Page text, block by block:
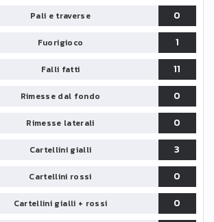
Pali e traverse
0
Fuorigioco
1
Falli fatti
11
Rimesse dal fondo
0
Rimesse laterali
0
Cartellini gialli
3
Cartellini rossi
0
Cartellini gialli + rossi
0